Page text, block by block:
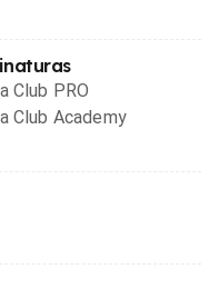
Club PRO
Club Academy